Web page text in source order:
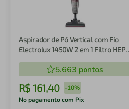
Aspirador de Pó Vertical com Fio
Electrolux 1450W 2 em 1 Filtro HEPA
5.663 pontos
R$ 161,40 -10%
No pagamento com Pix